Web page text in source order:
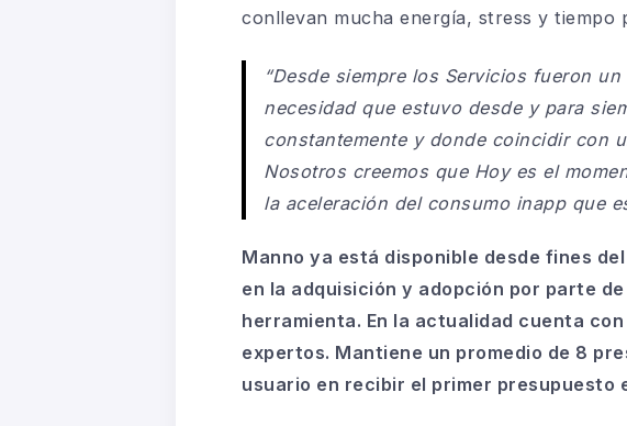
conllevan mucha energía, stress y
“Desde siempre los Servicios fueron
necesidad que estuvo desde y para
constantemente y donde coincidir con
Nosotros creemos que Hoy es el
la aceleración del consumo inapp que
Manno ya está disponible desde fines
en la adquisición y adopción por parte
herramienta. En la actualidad cuenta
expertos. Mantiene un promedio de 8
usuario en recibir el primer presupuesto